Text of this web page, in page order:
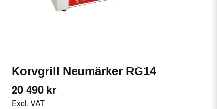
Korvgrill Neumärker RG14
20 490 kr
Excl. VAT